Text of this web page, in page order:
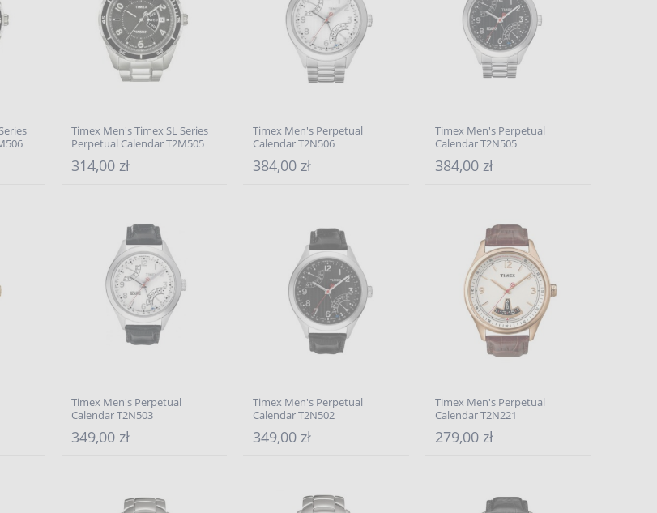
Timex Men's Timex SL Series
Perpetual Calendar T2M505
314,00 zł
Timex Men's Perpetual
Calendar T2N506
384,00 zł
Timex Men's Perpetual
Calendar T2N505
384,00 zł
Timex Men's Perpetual
Calendar T2N503
349,00 zł
Timex Men's Perpetual
Calendar T2N502
349,00 zł
Timex Men's Perpetual
Calendar T2N221
279,00 zł